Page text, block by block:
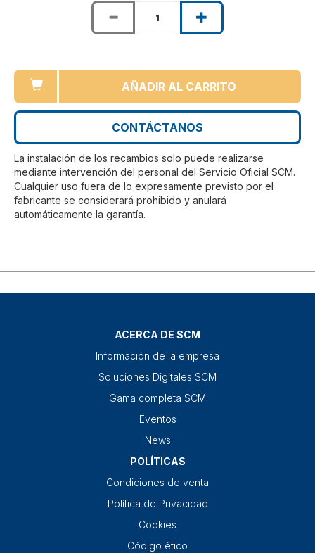
AÑADIR AL CARRITO
CONTÁCTANOS
La instalación de los recambios solo puede realizarse
mediante intervención del personal del Servicio Oficial SCM.
Cualquier uso fuera de lo expresamente previsto por el
fabricante se considerará prohibido y anulará
automáticamente la garantía.
ACERCA DE SCM
Información de la empresa
Soluciones Digitales SCM
Gama completa SCM
Eventos
News
POLÍTICAS
Condiciones de venta
Política de Privacidad
Cookies
Código ético